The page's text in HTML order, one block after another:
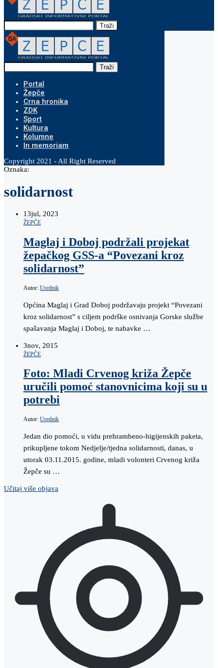
Traži
Traži
Portal
Žepče
Crna hronika
ZDK
Sport
Kultura
Kolumne
In memoriam
Copyright 2021 - All Right Reserved
Oznaka:
solidarnost
13jul, 2023
ŽEPČE
Maglaj i Doboj podržali projekat
žepačkog GSS-a “Povezani kroz
solidarnost”
Autor: Urednik
Općina Maglaj i Grad Doboj podržavaju projekt “Povezani
kroz solidarnost” s ciljem podrške osnivanja Gorske službe
spašavanja Maglaj i Doboj, te nabavke …
3nov, 2015
ŽEPČE
Foto: Mladi Crvenog križa Žepče
uručili pomoć stanovnicima koji su u
potrebi
Autor: Urednik
Jedan dio pomoći, u vidu prehrambeno-higijenskih paketa,
prikupljene tokom Nedjelje/tjedna solidarnosti, danas, u
utorak 03.11.2015. godine, mladi volonteri Crvenog križa
Žepče su …
Učitaj više objava